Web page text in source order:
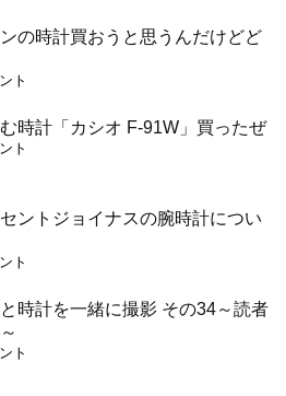
の時計買おうと思うんだけどど
ト
時計「カシオ F-91W」買ったぜ
ト
セントジョイナスの腕時計につい
ト
時計を一緒に撮影 その34～読者
ト